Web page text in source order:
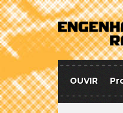
OUVIR